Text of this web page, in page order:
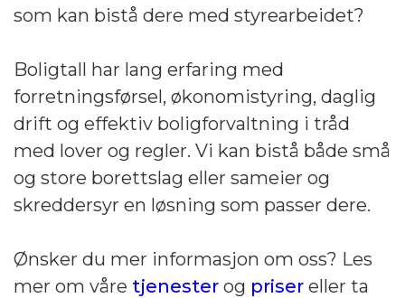
som kan bistå dere med styrearbeidet?
Boligtall har lang erfaring med
forretningsførsel, økonomistyring, daglig
drift og effektiv boligforvaltning i tråd
med lover og regler. Vi kan bistå både små
og store borettslag eller sameier og
skreddersyr en løsning som passer dere.
Ønsker du mer informasjon om oss? Les
mer om våre tjenester og priser eller ta